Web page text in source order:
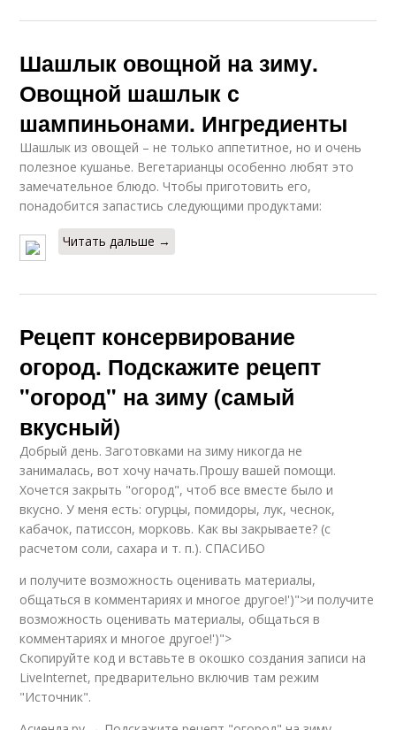
Шашлык овощной на зиму.
Овощной шашлык с
шампиньонами. Ингредиенты
Шашлык из овощей – не только аппетитное, но и очень
полезное кушанье. Вегетарианцы особенно любят это
замечательное блюдо. Чтобы приготовить его,
понадобится запастись следующими продуктами:
Читать дальше →
Рецепт консервирование
огород. Подскажите рецепт
"огород" на зиму (самый
вкусный)
Добрый день. Заготовками на зиму никогда не
занималась, вот хочу начать.Прошу вашей помощи.
Хочется закрыть "огород", чтоб все вместе было и
вкусно. У меня есть: огурцы, помидоры, лук, чеснок,
кабачок, патиссон, морковь. Как вы закрываете? (с
расчетом соли, сахара и т. п.). СПАСИБО
и получите возможность оценивать материалы,
общаться в комментариях и многое другое!')">и получите
возможность оценивать материалы, общаться в
комментариях и многое другое!')">
Скопируйте код и вставьте в окошко создания записи на
LiveInternet, предварительно включив там режим
"Источник".